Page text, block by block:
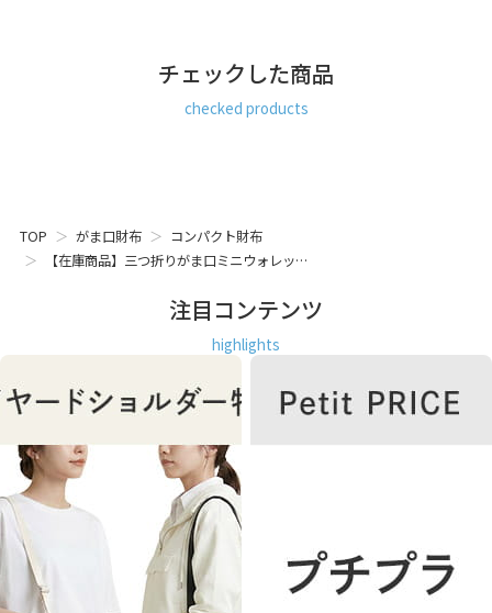
外側に付いているがま口小銭入れは、お財布を広げなくても
小銭が取り出せます。じゃばら式で開きやすく小銭がよく見
らかで肌なじみの良い質感です。
シュリンクレザーは仕上げ工程の際に革を伸縮させてシボを
にくく、高級感のある上品な風合いが特徴。自然豊かな革の
表情と経年の変化を楽しめる人気の素材です。
チェックした商品
checked products
TOP がま口財布
コンパクト財布
【在庫商品】三つ折りがま口ミニウォレッ…
注目コンテンツ
highlights